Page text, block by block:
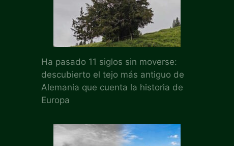
Ha pasado 11 siglos sin moverse:
descubierto el tejo más antiguo de
Alemania que cuenta la historia de
Europa